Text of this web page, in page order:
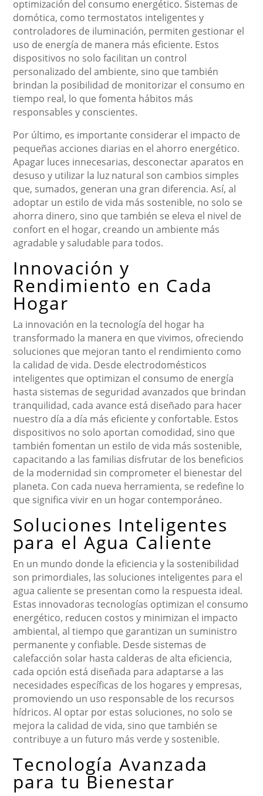
optimización del consumo energético. Sistemas de
domótica, como termostatos inteligentes y
controladores de iluminación, permiten gestionar el
uso de energía de manera más eficiente. Estos
dispositivos no solo facilitan un control
personalizado del ambiente, sino que también
brindan la posibilidad de monitorizar el consumo en
tiempo real, lo que fomenta hábitos más
responsables y conscientes.
Por último, es importante considerar el impacto de
pequeñas acciones diarias en el ahorro energético.
Apagar luces innecesarias, desconectar aparatos en
desuso y utilizar la luz natural son cambios simples
que, sumados, generan una gran diferencia. Así, al
adoptar un estilo de vida más sostenible, no solo se
ahorra dinero, sino que también se eleva el nivel de
confort en el hogar, creando un ambiente más
agradable y saludable para todos.
Innovación y
Rendimiento en Cada
Hogar
La innovación en la tecnología del hogar ha
transformado la manera en que vivimos, ofreciendo
soluciones que mejoran tanto el rendimiento como
la calidad de vida. Desde electrodomésticos
inteligentes que optimizan el consumo de energía
hasta sistemas de seguridad avanzados que brindan
tranquilidad, cada avance está diseñado para hacer
nuestro día a día más eficiente y confortable. Estos
dispositivos no solo aportan comodidad, sino que
también fomentan un estilo de vida más sostenible,
capacitando a las familias disfrutar de los beneficios
de la modernidad sin comprometer el bienestar del
planeta. Con cada nueva herramienta, se redefine lo
que significa vivir en un hogar contemporáneo.
Soluciones Inteligentes
para el Agua Caliente
En un mundo donde la eficiencia y la sostenibilidad
son primordiales, las soluciones inteligentes para el
agua caliente se presentan como la respuesta ideal.
Estas innovadoras tecnologías optimizan el consumo
energético, reducen costos y minimizan el impacto
ambiental, al tiempo que garantizan un suministro
permanente y confiable. Desde sistemas de
calefacción solar hasta calderas de alta eficiencia,
cada opción está diseñada para adaptarse a las
necesidades específicas de los hogares y empresas,
promoviendo un uso responsable de los recursos
hídricos. Al optar por estas soluciones, no solo se
mejora la calidad de vida, sino que también se
contribuye a un futuro más verde y sostenible.
Tecnología Avanzada
para tu Bienestar